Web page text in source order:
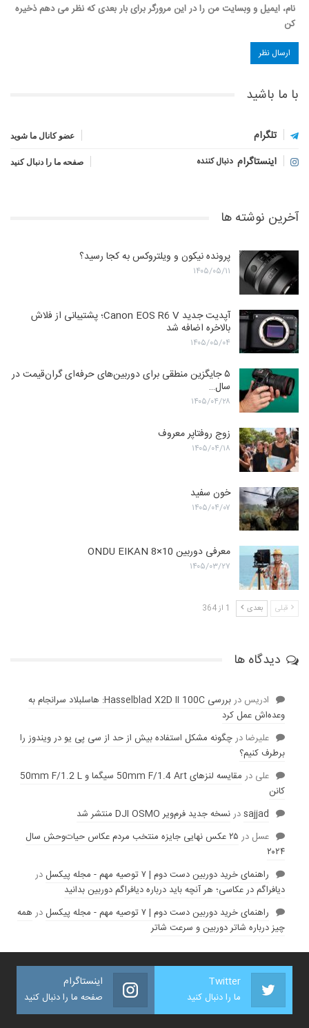
نام، ایمیل و وبسایت من را در این مرورگر برای بار بعدی که نظر می دهم ذخیره
کن
با ما باشید
تلگرام عضو کانال ما شوید
اینستاگرام دنبال کننده صفحه ما را دنبال کنید
آخرین نوشته ها
پرونده نیکون و ویلتروکس به کجا رسید؟
۱۴۰۵/۰۵/۱۱
آپدیت جدید Canon EOS R6 V؛ پشتیبانی از فلاش
بالاخره اضافه شد
۱۴۰۵/۰۵/۰۴
۵ جایگزین منطقی برای دوربین‌های حرفه‌ای گران‌قیمت در
سال…
۱۴۰۵/۰۴/۲۸
زوج روفتاپر معروف
۱۴۰۵/۰۴/۱۸
خون سفید
۱۴۰۵/۰۴/۰۷
معرفی دوربین ONDU EIKAN 8×10
۱۴۰۵/۰۳/۲۷
قبلی بعدی 1 از 364
دیدگاه ها
ادریس در
بررسی Hasselblad X2D II 100C: هاسلبلاد سرانجام به
وعده‌‌اش عمل کرد
عليرضادرچگونه مشکل استفاده بیش از حد از سی پی یو در ویندوز را
برطرف کنیم؟
علی در
مقایسه لنز‌های 50mm F/1.4 Art سیگما و 50mm F/1.2 L
کانن
sajjadدرنسخه جدید فرم‌ویر DJI OSMO منتشر شد
عسل در
۲۵ عکس نهایی جایزه منتخب مردم عکاس حیات‌وحش سال
۲۰۲۴
راهنمای خرید دوربین دست دوم | ۷ توصیه مهم - مجله پیکسل
در
دیافراگم در عکاسی؛ هر آنچه باید درباره دیافراگم دوربین بدانید
راهنمای خرید دوربین دست دوم | ۷ توصیه مهم - مجله پیکسل
در همه
چیز درباره شاتر دوربین و سرعت شاتر
Twitter
ما را دنبال کنید
اینستاگرام
صفحه ما را دنبال کنید